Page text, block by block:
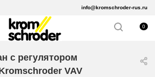
info@kromschroder-rus.ru
0
с регулятором
VAV